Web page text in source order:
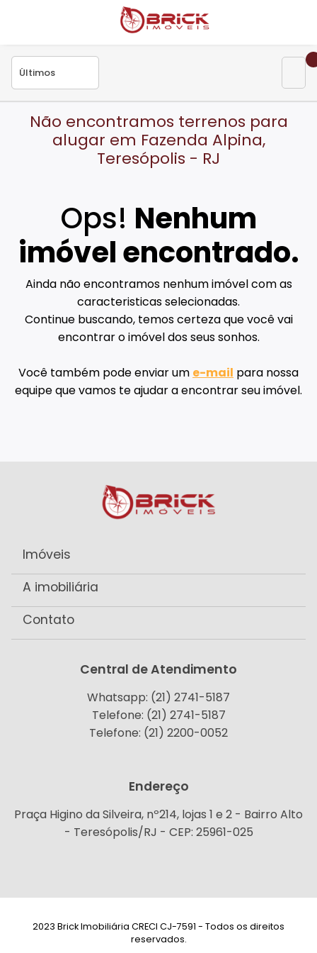
Não encontramos terrenos para
alugar em Fazenda Alpina,
Teresópolis - RJ
Ops! Nenhum
imóvel encontrado.
Ainda não encontramos nenhum imóvel com as
caracteristicas selecionadas.
Continue buscando, temos certeza que você vai
encontrar o imóvel dos seus sonhos.
Você também pode enviar um e-mail para nossa
equipe que vamos te ajudar a encontrar seu imóvel.
Imóveis
A imobiliária
Contato
Central de Atendimento
Whatsapp: (21) 2741-5187
Telefone: (21) 2741-5187
Telefone: (21) 2200-0052
Endereço
Praça Higino da Silveira, nº214, lojas 1 e 2 - Bairro Alto
- Teresópolis/RJ - CEP: 25961-025
2023 Brick Imobiliária CRECI CJ-7591 - Todos os direitos
reservados.